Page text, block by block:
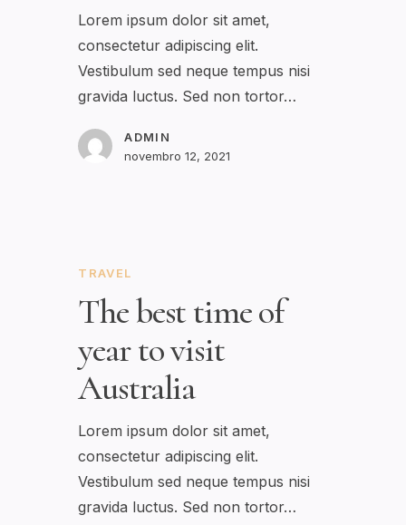
Lorem ipsum dolor sit amet,
consectetur adipiscing elit.
Vestibulum sed neque tempus nisi
gravida luctus. Sed non tortor…
ADMIN
novembro 12, 2021
TRAVEL
The best time of
year to visit
Australia
Lorem ipsum dolor sit amet,
consectetur adipiscing elit.
Vestibulum sed neque tempus nisi
gravida luctus. Sed non tortor…